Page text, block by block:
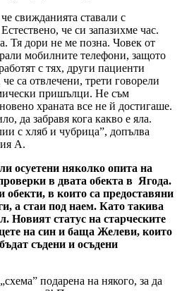
свижданията ставали с
че си запазихме час.
Тя дори не ме позна. Човек от
мобилните телефони, защото
с тях, други пациенти
са отвлечени, трети говорели
пришълци. Не съм
храната все не й достигаше.
да забравя кога какво е яла.
с хляб и чубрица”, допълва
А.
осуетени няколко опита на
в двата обекта в Ягода.
в които са предоставяни
а стаи под наем. Като такива
Новият статус на старческите
на син и баща Желеви, които
съдени и осъдени
подарена на някого, за да